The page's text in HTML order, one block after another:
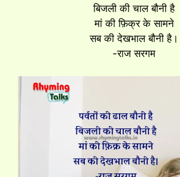
बिजली की चाल बौनी है
मां की फ़िक्र के सामने
सब की देखभाल बौनी है।
-राज सरगम